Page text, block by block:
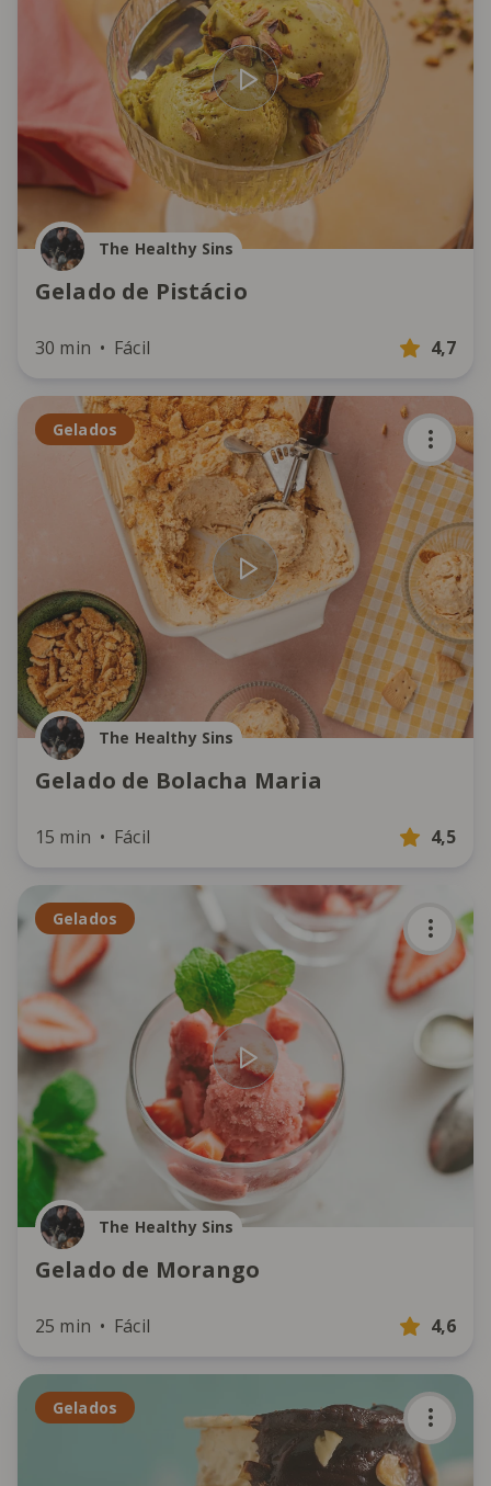
The Healthy Sins
Gelado de Pistácio
30 min Fácil 4,7
Gelados
The Healthy Sins
Gelado de Bolacha Maria
15 min Fácil 4,5
Gelados
The Healthy Sins
Gelado de Morango
25 min Fácil 4,6
Gelados